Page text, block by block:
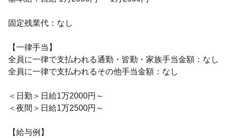
固定残業代：なし
【一律手当】
全員に一律で支払われる通勤・皆勤・家族手当金額：なし
全員に一律で支払われるその他手当金額：なし
＜日勤＞日給1万2000円～
＜夜間＞日給1万2500円～
【給与例】